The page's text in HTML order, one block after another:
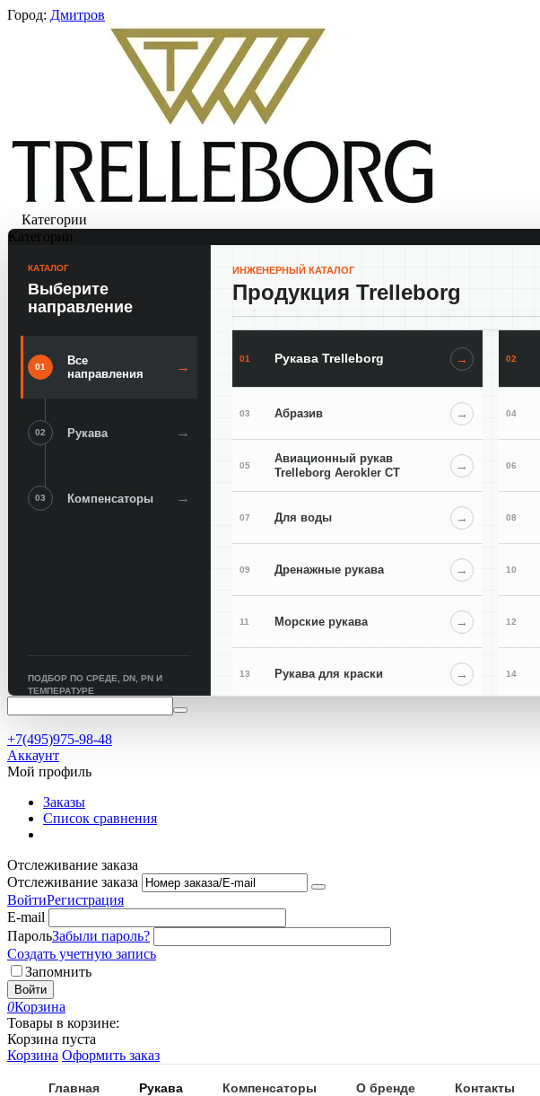
Город: Дмитров
Категории
Категории
КАТАЛОГ
Выберите
направление
01
Все
направления
→
02 Рукава →
03 Компенсаторы →
ПОДБОР ПО СРЕДЕ, DN, PN И
ТЕМПЕРАТУРЕ
ИНЖЕНЕРНЫЙ КАТАЛОГ
Продукция Trelleborg
01 Рукава Trelleborg → 02
03 Абразив → 04
05
Авиационный рукав
Trelleborg Aerokler CT
→ 06
07 Для воды → 08
09 Дренажные рукава → 10
11 Морские рукава → 12
13 Рукава для краски → 14
+7(495)975-98-48
Аккаунт
Мой профиль
Заказы
Список сравнения
Отслеживание заказа
Отслеживание заказа
ВойтиРегистрация
E-mail
ПарольЗабыли пароль?
Создать учетную запись
Запомнить
Войти
0Корзина
Товары в корзине:
Корзина пуста
Корзина Оформить заказ
Главная Рукава Компенсаторы О бренде Контакты